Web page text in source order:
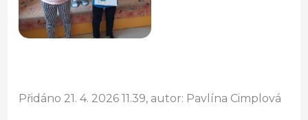
Přidáno 21. 4. 2026 11.39, autor: Pavlína Cimplová